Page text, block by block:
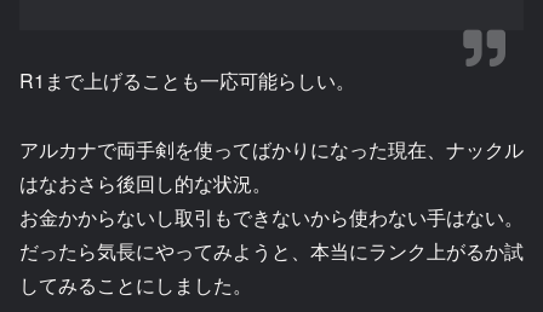
R1まで上げることも一応可能らしい。
アルカナで両手剣を使ってばかりになった現在、ナックル
はなおさら後回し的な状況。
お金かからないし取引もできないから使わない手はない。
だったら気長にやってみようと、本当にランク上がるか試
してみることにしました。